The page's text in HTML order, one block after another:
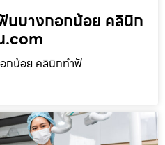
บางกอกน้อย คลินิก
.com
กน้อย คลินิกทำฟั